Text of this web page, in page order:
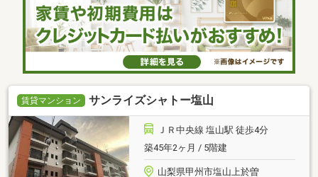
賃貸マンション サンライズシャトー塩山
ＪＲ中央線 塩山駅 徒歩4分
築45年2ヶ月 / 5階建
山梨県甲州市塩山上於曽